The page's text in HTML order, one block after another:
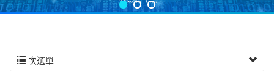
次選單